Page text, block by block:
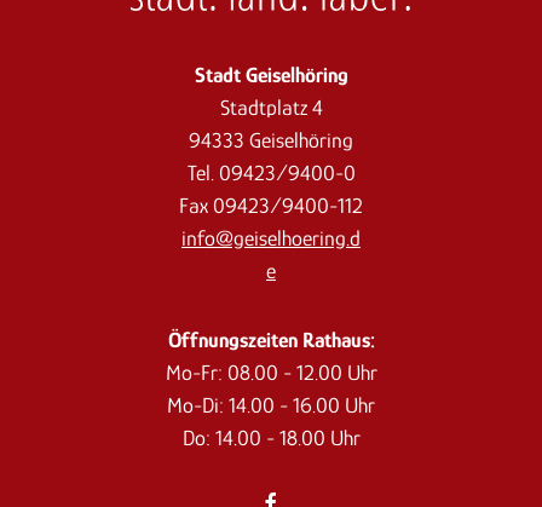
Stadt Geiselhöring
Stadtplatz 4
94333 Geiselhöring
Tel. 09423/9400-0
Fax 09423/9400-112
info@geiselhoering.d
e
Öffnungszeiten Rathaus:
Mo-Fr: 08.00 - 12.00 Uhr
Mo-Di: 14.00 - 16.00 Uhr
Do: 14.00 - 18.00 Uhr